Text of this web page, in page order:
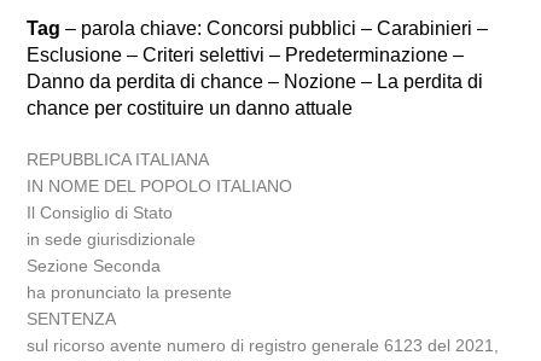
Tag – parola chiave: Concorsi pubblici – Carabinieri –
Esclusione – Criteri selettivi – Predeterminazione –
Danno da perdita di chance – Nozione – La perdita di
chance per costituire un danno attuale
REPUBBLICA ITALIANA
IN NOME DEL POPOLO ITALIANO
Il Consiglio di Stato
in sede giurisdizionale
Sezione Seconda
ha pronunciato la presente
SENTENZA
sul ricorso avente numero di registro generale 6123 del 2021,